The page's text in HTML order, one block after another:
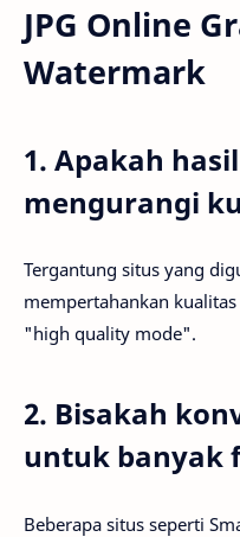
JPG Online
Watermark
1. Apakah
mengurangi
Tergantung situs yang
mempertahankan
"high quality mode".
2. Bisakah
untuk banyak
Beberapa situs seperti